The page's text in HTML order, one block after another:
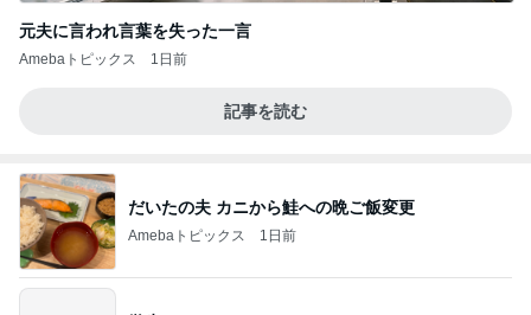
元夫に言われ言葉を失った一言
Amebaトピックス 1日前
記事を読む
だいたの夫 カニから鮭への晩ご飯変更
Amebaトピックス 1日前